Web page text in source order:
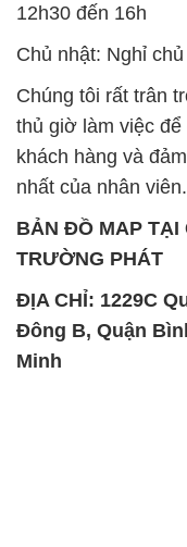
12h30 đến 16h
Chủ nhật: Nghỉ
Chúng tôi rất trân
thủ giờ làm việc
khách hàng và
nhất của nhân viên.
BẢN ĐỒ MAP TẠI
TRƯỜNG PHÁT
ĐỊA CHỈ: 1229C
Đông B, Quận
Minh